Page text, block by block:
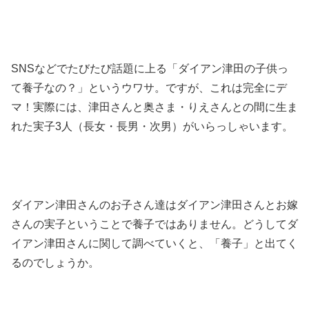
SNSなどでたびたび話題に上る「ダイアン津田の子供っ
て養子なの？」というウワサ。ですが、これは完全にデ
マ ！実際には、津田さんと奥さま・りえさんとの間に生ま
れた実子3人（長女・長男・次男）がいらっしゃいます。
ダイアン津田さんのお子さん達はダイアン津田さんとお嫁
さんの実子ということで養子ではありません。どうしてダ
イアン津田さんに関して調べていくと、「養子」と出てく
るのでしょうか。